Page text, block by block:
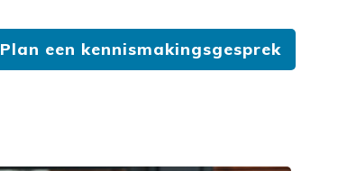
Plan een kennismakingsgesprek